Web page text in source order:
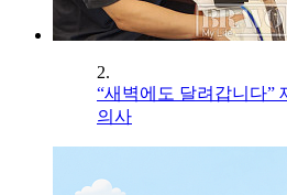
2.
“새벽에도 달려갑니다”
의사